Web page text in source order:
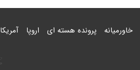
خاورمیانه پرونده هسته ای اروپا آمریکا